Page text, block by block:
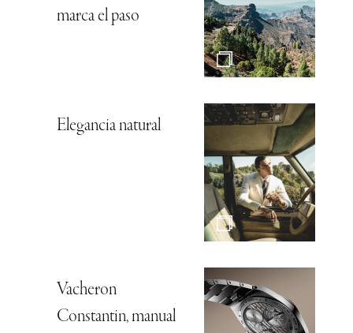
marca el paso
Elegancia natural
Vacheron
Constantin, manual